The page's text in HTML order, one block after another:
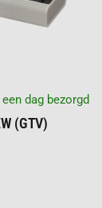
dag bezorgd
(GTV)